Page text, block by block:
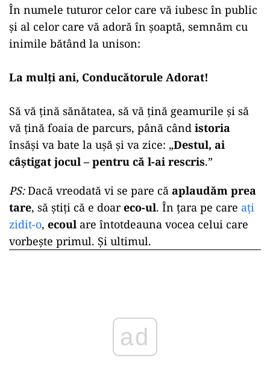
În numele tuturor celor care vă iubesc în public
și al celor care vă adoră în șoaptă, semnăm cu
inimile bătând la unison:
La mulți ani, Conducătorule Adorat!
Să vă țină sănătatea, să vă țină geamurile și să
vă țină foaia de parcurs, până când istoria
însăși va bate la ușă și va zice: „Destul, ai
câștigat jocul – pentru că l-ai rescris.”
PS:Dacă vreodată vi se pare că aplaudăm prea
tare, să știți că e doareco-ul. În țara pe care ați
zidit-o, ecoul are întotdeauna vocea celui care
vorbește primul. Și ultimul.
ad